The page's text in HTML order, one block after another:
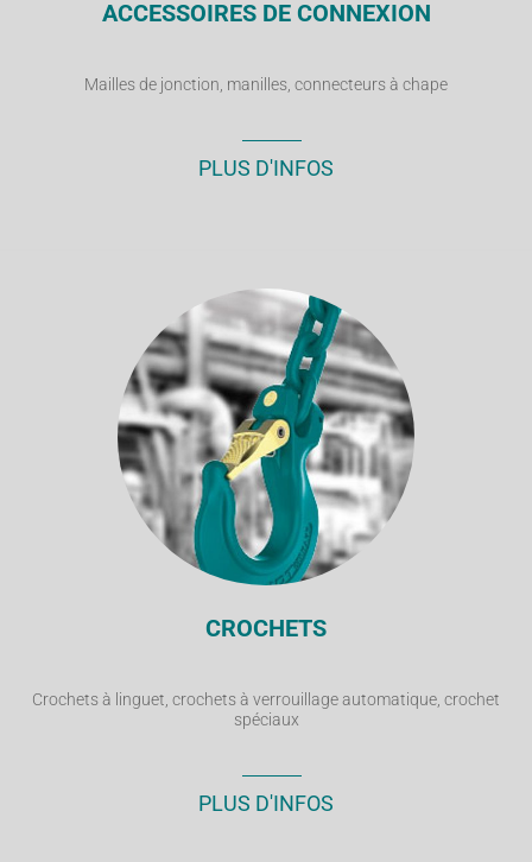
ACCESSOIRES DE CONNEXION
Mailles de jonction, manilles, connecteurs à chape
PLUS D'INFOS
CROCHETS
Crochets à linguet, crochets à verrouillage automatique, crochet
spéciaux
PLUS D'INFOS